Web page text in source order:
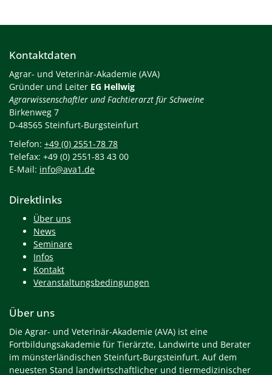
Kontaktdaten
Agrar- und Veterinär-Akademie (AVA)
Gründer und Leiter EG Hellwig
Agrarwissenschaftler und Fachtierarzt für Schweine
Birkenweg 7
D-48565 Steinfurt-Burgsteinfurt
Telefon: +49 (0) 2551-78 78
Telefax: +49 (0) 2551-83 43 00
E-Mail: info@ava1.de
Direktlinks
Über uns
News
Seminare
Infos
Kontakt
Veranstaltungsbedingungen
Über uns
Die Agrar- und Veterinär-Akademie (AVA) ist eine
Fortbildungsakademie für Tierärzte, Landwirte und Berater
im münsterländischen Steinfurt-Burgsteinfurt. Auf dem
neuesten Stand landwirtschaftlicher und tiermedizinischer